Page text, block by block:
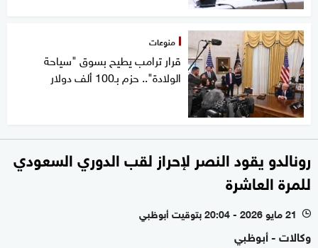
منوعات
قرار ترامب يطيح بسوق "سياحة
الولادة".. حزم بـ100 ألف دولار
رونالدو يقود النصر لإحراز لقب الدوري السعودي
للمرة العاشرة
l 21 مايو 2026 - 20:04 بتوقيت أبوظبي
وكالات - أبوظبي